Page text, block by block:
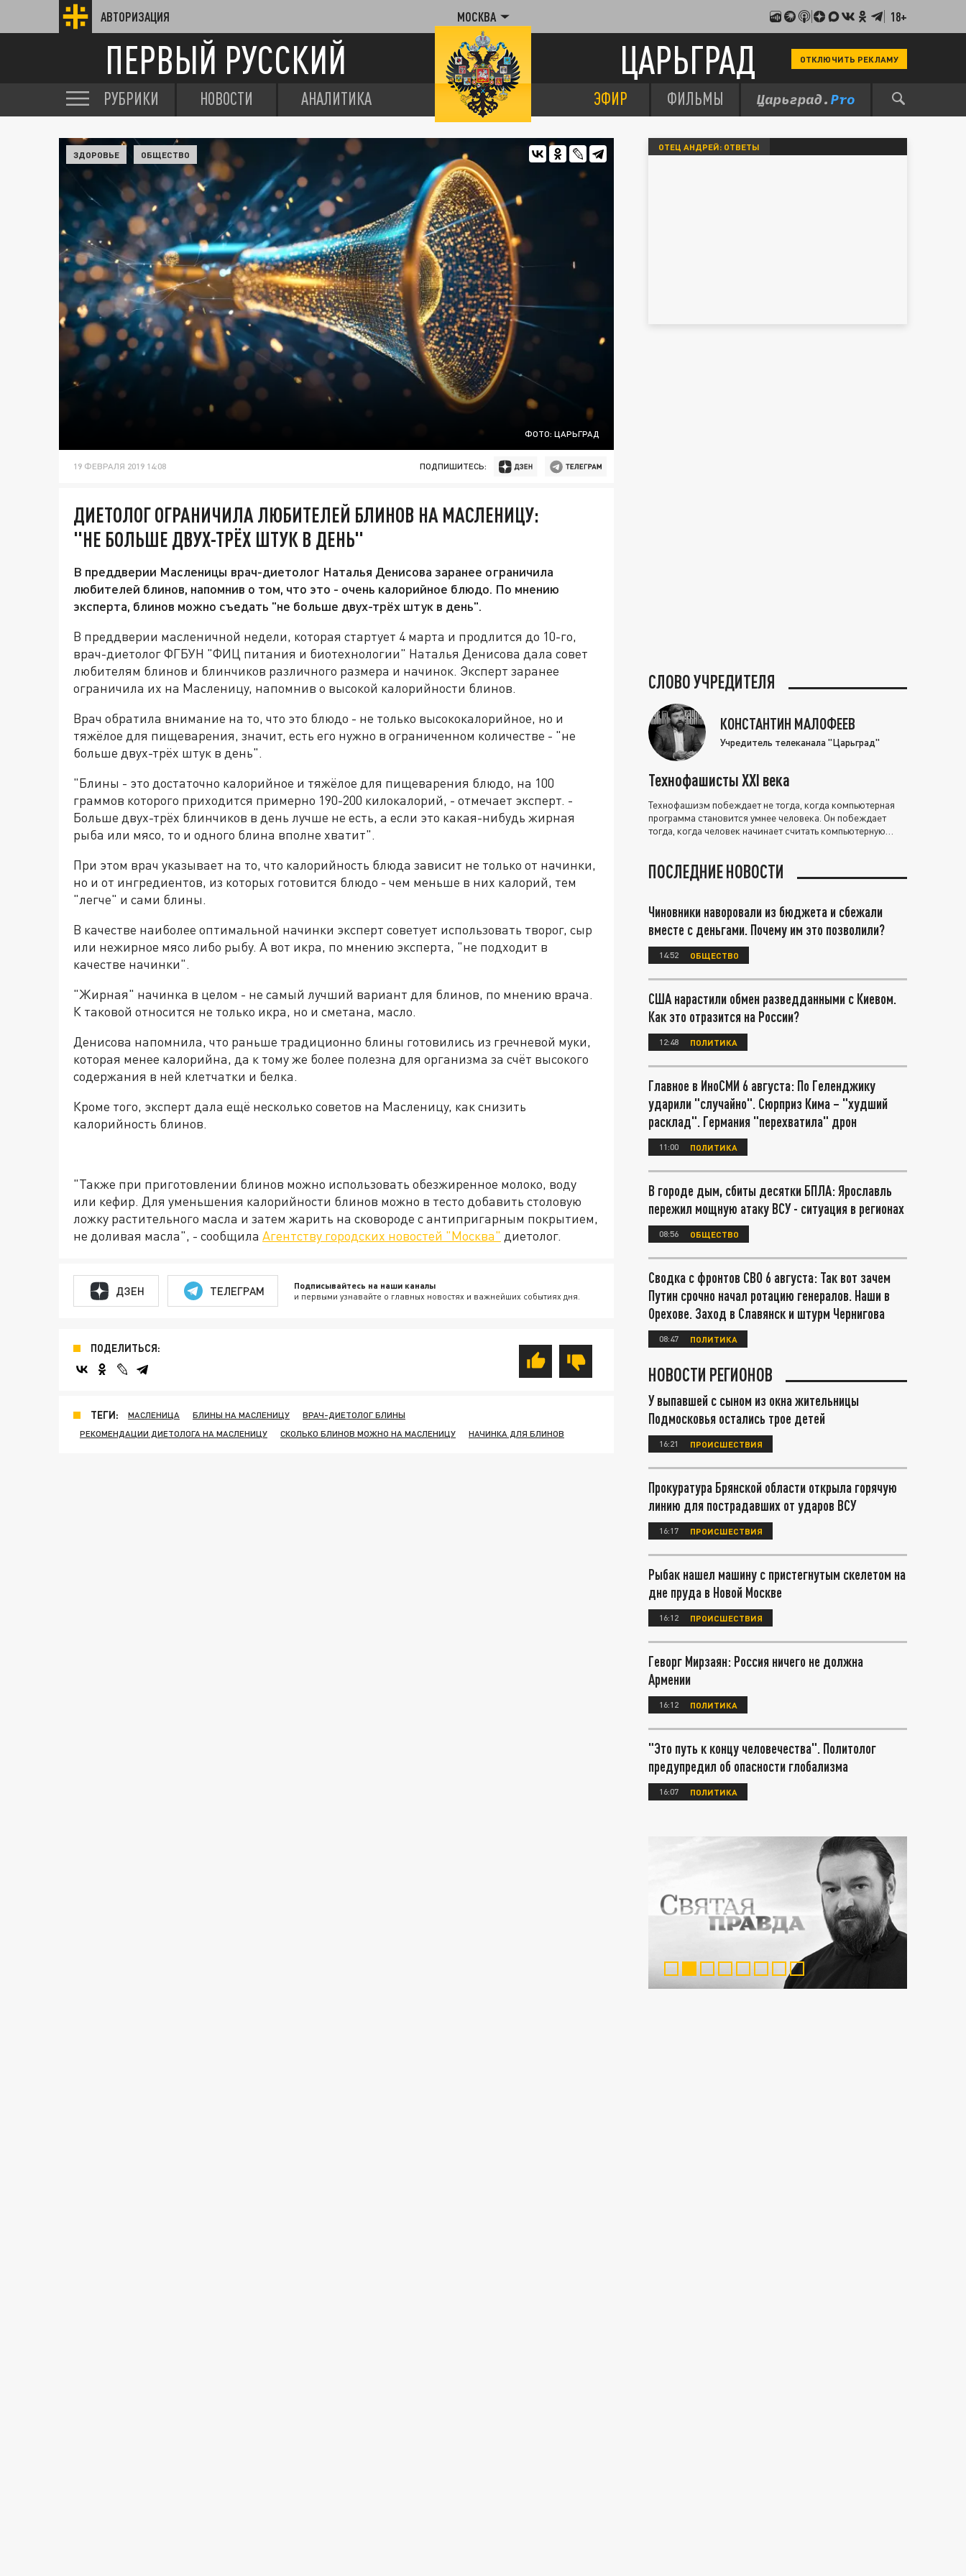
АВТОРИЗАЦИЯ МОСКВА 18+
ПЕРВЫЙ РУССКИЙ ЦАРЬГРАД ОТКЛЮЧИТЬ РЕКЛАМУ
РУБРИКИ НОВОСТИ АНАЛИТИКА ЭФИР ФИЛЬМЫ
ФОТО: ЦАРЬГРАД
ЗДОРОВЬЕ ОБЩЕСТВО
19 ФЕВРАЛЯ 2019 14:08 ПОДПИШИТЕСЬ:
ДИЕТОЛОГ ОГРАНИЧИЛА ЛЮБИТЕЛЕЙ БЛИНОВ НА МАСЛЕНИЦУ:
"НЕ БОЛЬШЕ ДВУХ-ТРЁХ ШТУК В ДЕНЬ"
В преддверии Масленицы врач-диетолог Наталья Денисова заранее ограничила
любителей блинов, напомнив о том, что это - очень калорийное блюдо. По мнению
эксперта, блинов можно съедать "не больше двух-трёх штук в день".
В преддверии масленичной недели, которая стартует 4 марта и продлится до 10-го,
врач-диетолог ФГБУН "ФИЦ питания и биотехнологии" Наталья Денисова дала совет
любителям блинов и блинчиков различного размера и начинок. Эксперт заранее
ограничила их на Масленицу, напомнив о высокой калорийности блинов.
Врач обратила внимание на то, что это блюдо - не только высококалорийное, но и
тяжёлое для пищеварения, значит, есть его нужно в ограниченном количестве - "не
больше двух-трёх штук в день".
"Блины - это достаточно калорийное и тяжёлое для пищеварения блюдо, на 100
граммов которого приходится примерно 190-200 килокалорий, - отмечает эксперт. -
Больше двух-трёх блинчиков в день лучше не есть, а если это какая-нибудь жирная
рыба или мясо, то и одного блина вполне хватит".
При этом врач указывает на то, что калорийность блюда зависит не только от начинки,
но и от ингредиентов, из которых готовится блюдо - чем меньше в них калорий, тем
"легче" и сами блины.
В качестве наиболее оптимальной начинки эксперт советует использовать творог, сыр
или нежирное мясо либо рыбу. А вот икра, по мнению эксперта, "не подходит в
качестве начинки".
"Жирная" начинка в целом - не самый лучший вариант для блинов, по мнению врача.
К таковой относится не только икра, но и сметана, масло.
Денисова напомнила, что раньше традиционно блины готовились из гречневой муки,
которая менее калорийна, да к тому же более полезна для организма за счёт высокого
содержания в ней клетчатки и белка.
Кроме того, эксперт дала ещё несколько советов на Масленицу, как снизить
калорийность блинов.
"Также при приготовлении блинов можно использовать обезжиренное молоко, воду
или кефир. Для уменьшения калорийности блинов можно в тесто добавить столовую
ложку растительного масла и затем жарить на сковороде с антипригарным покрытием,
не доливая масла", - сообщила Агентству городских новостей "Москва" диетолог.
ДЗЕН ТЕЛЕГРАМ Подписывайтесь на наши каналы
и первыми узнавайте о главных новостях и важнейших событиях дня.
ПОДЕЛИТЬСЯ:
ТЕГИ: МАСЛЕНИЦА БЛИНЫ НА МАСЛЕНИЦУ
ВРАЧ-ДИЕТОЛОГ БЛИНЫ
РЕКОМЕНДАЦИИ ДИЕТОЛОГА НА МАСЛЕНИЦУ
СКОЛЬКО БЛИНОВ МОЖНО НА МАСЛЕНИЦУ НАЧИНКА ДЛЯ БЛИНОВ
ОТЕЦ АНДРЕЙ: ОТВЕТЫ
СЛОВО УЧРЕДИТЕЛЯ
КОНСТАНТИН МАЛОФЕЕВ
Учредитель телеканала "Царьград"
Технофашисты XXI века
Технофашизм побеждает не тогда, когда компьютерная
программа становится умнее человека. Он побеждает
тогда, когда человек начинает считать компьютерную
ПОСЛЕДНИЕ НОВОСТИ
Чиновники наворовали из бюджета и сбежали
вместе с деньгами. Почему им это позволили?
14:52 ОБЩЕСТВО
США нарастили обмен разведданными с Киевом.
Как это отразится на России?
12:48 ПОЛИТИКА
Главное в ИноСМИ 6 августа: По Геленджику
ударили "случайно". Сюрприз Кима – "худший
расклад". Германия "перехватила" дрон
11:00 ПОЛИТИКА
В городе дым, сбиты десятки БПЛА: Ярославль
пережил мощную атаку ВСУ - ситуация в регионах
08:56 ОБЩЕСТВО
Сводка с фронтов СВО 6 августа: Так вот зачем
Путин срочно начал ротацию генералов. Наши в
Орехове. Заход в Славянск и штурм Чернигова
08:47 ПОЛИТИКА
НОВОСТИ РЕГИОНОВ
У выпавшей с сыном из окна жительницы
Подмосковья остались трое детей
16:21 ПРОИСШЕСТВИЯ
Прокуратура Брянской области открыла горячую
линию для пострадавших от ударов ВСУ
16:17 ПРОИСШЕСТВИЯ
Рыбак нашел машину с пристегнутым скелетом на
дне пруда в Новой Москве
16:12 ПРОИСШЕСТВИЯ
Геворг Мирзаян: Россия ничего не должна
Армении
16:12 ПОЛИТИКА
"Это путь к концу человечества". Политолог
предупредил об опасности глобализма
16:07 ПОЛИТИКА